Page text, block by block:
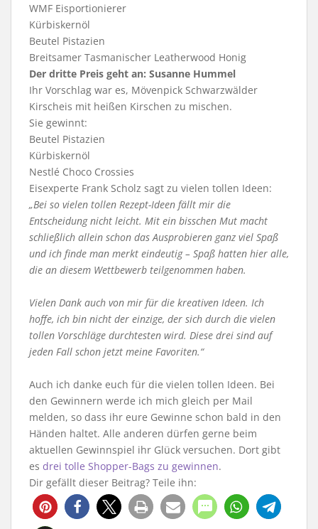
WMF Eisportionierer
Kürbiskernöl
Beutel Pistazien
Breitsamer Tasmanischer Leatherwood Honig
Der dritte Preis geht an: Susanne Hummel
Ihr Vorschlag war es, Mövenpick Schwarzwälder
Kirscheis mit heißen Kirschen zu mischen.
Sie gewinnt:
Beutel Pistazien
Kürbiskernöl
Nestlé Choco Crossies
Eisexperte Frank Scholz sagt zu vielen tollen Ideen:
„Bei so vielen tollen Rezept-Ideen fällt mir die
Entscheidung nicht leicht. Mit ein bisschen Mut macht
schließlich allein schon das Ausprobieren ganz viel Spaß
und ich finde man merkt eindeutig – Spaß hatten hier alle,
die an diesem Wettbewerb teilgenommen haben.
Vielen Dank auch von mir für die kreativen Ideen. Ich
hoffe, ich bin nicht der einzige, der sich durch die vielen
tollen Vorschläge durchtesten wird. Diese drei sind auf
jeden Fall schon jetzt meine Favoriten.“
Auch ich danke euch für die vielen tollen Ideen. Bei
den Gewinnern werde ich mich gleich per Mail
melden, so dass ihr eure Gewinne schon bald in den
Händen haltet. Alle anderen dürfen gerne beim
aktuellen Gewinnspiel ihr Glück versuchen. Dort gibt
es drei tolle Shopper-Bags zu gewinnen.
Dir gefällt dieser Beitrag? Teile ihn: